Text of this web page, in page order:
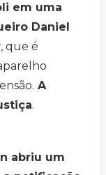
em uma
Daniel
, que é
A
.
abriu um